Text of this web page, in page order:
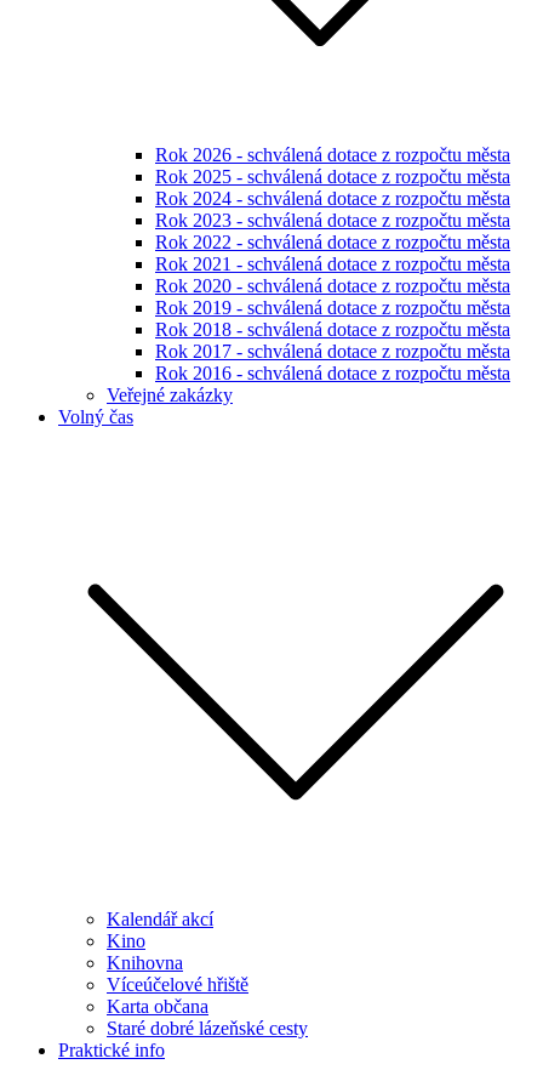
Rok 2026 - schválená dotace z rozpočtu města
Rok 2025 - schválená dotace z rozpočtu města
Rok 2024 - schválená dotace z rozpočtu města
Rok 2023 - schválená dotace z rozpočtu města
Rok 2022 - schválená dotace z rozpočtu města
Rok 2021 - schválená dotace z rozpočtu města
Rok 2020 - schválená dotace z rozpočtu města
Rok 2019 - schválená dotace z rozpočtu města
Rok 2018 - schválená dotace z rozpočtu města
Rok 2017 - schválená dotace z rozpočtu města
Rok 2016 - schválená dotace z rozpočtu města
Veřejné zakázky
Volný čas
Kalendář akcí
Kino
Knihovna
Víceúčelové hřiště
Karta občana
Staré dobré lázeňské cesty
Praktické info